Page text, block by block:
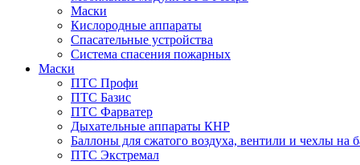
Маски
Кислородные аппараты
Спасательные устройства
Система спасения пожарных
Маски
ПТС Профи
ПТС Базис
ПТС Фарватер
Дыхательные аппараты КНР
Баллоны для сжатого воздуха, вентили и чехлы на
ПТС Экстремал